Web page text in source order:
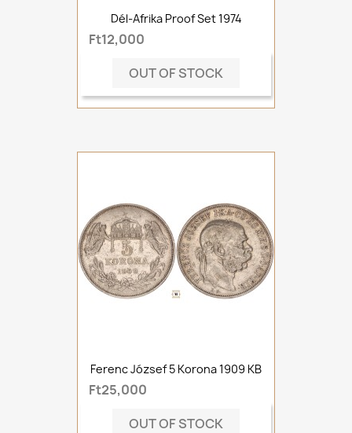
Dél-Afrika Proof Set 1974
Ft12,000
OUT OF STOCK
Ferenc József 5 Korona 1909 KB
Ft25,000
OUT OF STOCK